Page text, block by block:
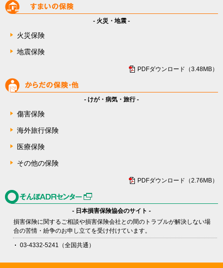
- 火災・地震 -
火災保険
地震保険
PDFダウンロード（3.48MB）
- けが・病気・旅行 -
傷害保険
海外旅行保険
医療保険
その他の保険
PDFダウンロード（2.76MB）
- 日本損害保険協会のサイト -
損害保険に関するご相談や損害保険会社との間のトラブルが解決しない場
合の苦情・紛争のお申し立てを受け付けています。
03-4332-5241（全国共通）